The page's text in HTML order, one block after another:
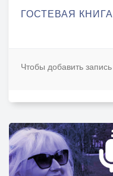
ГОСТЕВАЯ КНИГА
Чтобы добавить запись